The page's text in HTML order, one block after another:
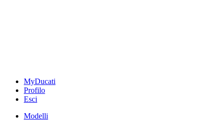
MyDucati
Profilo
Esci
Modelli